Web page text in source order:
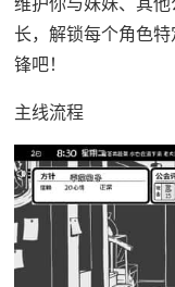
长，解锁每个角色
锋吧！
主线流程